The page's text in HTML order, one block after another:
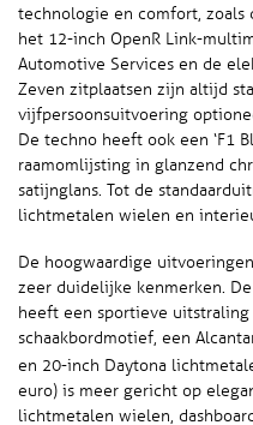
technologie en comfort, zoals
het 12-inch OpenR Link-
Automotive Services en de
Zeven zitplaatsen zijn altijd
vijfpersoonsuitvoering
De techno heeft ook een ‘F1
raamomlijsting in glanzend
satijnglans. Tot de
lichtmetalen wielen en
De hoogwaardige
zeer duidelijke kenmerken.
heeft een sportieve
schaakbordmotief, een
en 20-inch Daytona
euro) is meer gericht op
lichtmetalen wielen,